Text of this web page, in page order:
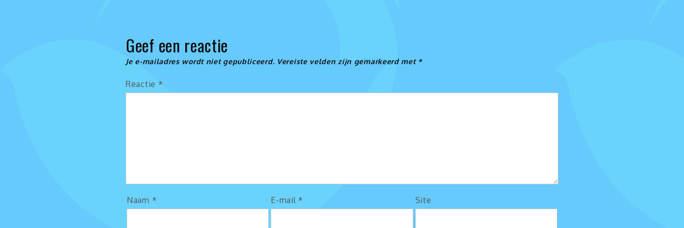
Geef een reactie
Je e-mailadres wordt niet gepubliceerd. Vereiste velden zijn gemarkeerd met *
Reactie *
Naam * E-mail * Site